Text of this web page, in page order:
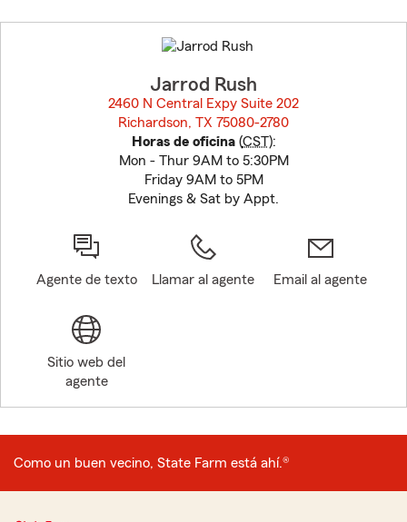
to
before
Jarrod Rush
2460 N Central Expy Suite 202
Richardson, TX 75080-2780
Horas de oficina(CST):
Mon - Thur 9AM to 5:30PM
Friday 9AM to 5PM
Evenings & Sat by Appt.
Agente de texto Llamar al agente Email al agente
Sitio web del
agente
Como un buen vecino, State Farm está ahí.®